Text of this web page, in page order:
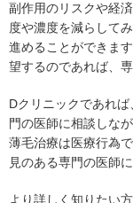
副作用のリスクや経
度や濃度を減らして
進めることができま
望するのであれば、
Dクリニックであれ
門の医師に相談しな
薄毛治療は医療行為
見のある専門の医師
より詳しく知りたい